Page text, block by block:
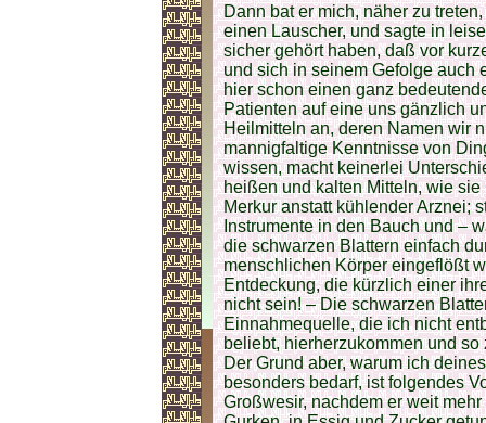
Dann bat er mich, näher zu
einen Lauscher, und sagte in
sicher gehört haben, daß vor
und sich in seinem Gefolge auch
hier schon einen ganz
Patienten auf eine uns gänzlich
Heilmitteln an, deren Namen wir
mannigfaltige Kenntnisse von
wissen, macht keinerlei
heißen und kalten Mitteln, wie
Merkur anstatt kühlender Arznei;
Instrumente in den Bauch und –
die schwarzen Blattern einfach
menschlichen Körper eingeflößt
Entdeckung, die kürzlich einer
nicht sein! – Die schwarzen
Einnahmequelle, die ich nicht
beliebt, hierherzukommen und
Der Grund aber, warum ich
besonders bedarf, ist folgendes
Großwesir, nachdem er weit